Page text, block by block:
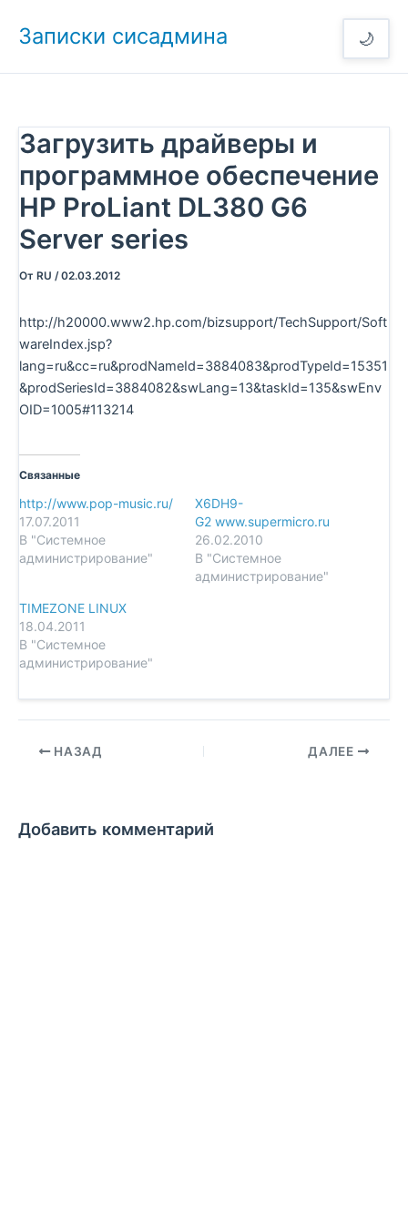
🌙
Записки сисадмина
Загрузить драйверы и
программное обеспечение
HP ProLiant DL380 G6
Server series
От RU /02.03.2012
http://h20000.www2.hp.com/bizsupport/TechSupport/Soft
wareIndex.jsp?
lang=ru&cc=ru&prodNameId=3884083&prodTypeId=15351
&prodSeriesId=3884082&swLang=13&taskId=135&swEnv
OID=1005#113214
Связанные
http://www.pop-music.ru/
17.07.2011
В "Системное
администрирование"
X6DH9-
G2 www.supermicro.ru
26.02.2010
В "Системное
администрирование"
TIMEZONE LINUX
18.04.2011
В "Системное
администрирование"
НАЗАД ДАЛЕЕ
Добавить комментарий